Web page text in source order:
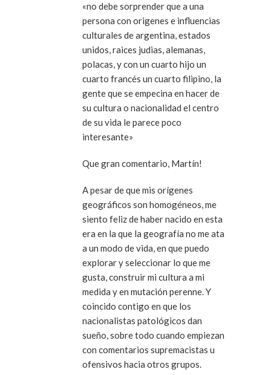
«no debe sorprender que a una
persona con origenes e influencias
culturales de argentina, estados
unidos, raices judias, alemanas,
polacas, y con un cuarto hijo un
cuarto francés un cuarto filipino, la
gente que se empecina en hacer de
su cultura o nacionalidad el centro
de su vida le parece poco
interesante»
Que gran comentario, Martín!
A pesar de que mis orígenes
geográficos son homogéneos, me
siento feliz de haber nacido en esta
era en la que la geografía no me ata
a un modo de vida, en que puedo
explorar y seleccionar lo que me
gusta, construir mi cultura a mi
medida y en mutación perenne. Y
coincido contigo en que los
nacionalistas patológicos dan
sueño, sobre todo cuando empiezan
con comentarios supremacistas u
ofensivos hacia otros grupos.